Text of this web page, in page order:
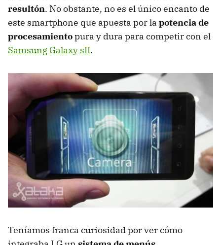
resultón. No obstante, no es el único encanto de
este smartphone que apuesta por la potencia de
procesamientopura y dura para competir con el
Samsung Galaxy sII.
Teníamos franca curiosidad por ver cómo